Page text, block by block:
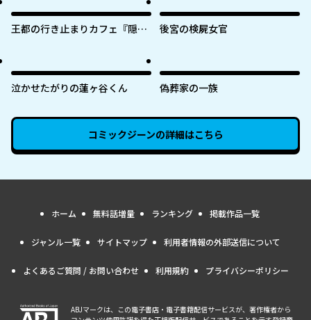
王都の行き止まりカフェ『隠れ
た私の店に筆頭文官様がくつろ
ぎに来ます～
後宮の検屍女官
泣かせたがりの蓮ヶ谷くん 偽葬家の一族
コミックジーンの詳細はこちら
ホーム 無料話増量 ランキング 掲載作品一覧
ジャンル一覧 サイトマップ 利用者情報の外部送信について
よくあるご質問 / お問い合わせ 利用規約 プライバシーポリシー
ABJマークは、この電子書店・電子書籍配信サービスが、著作権者から